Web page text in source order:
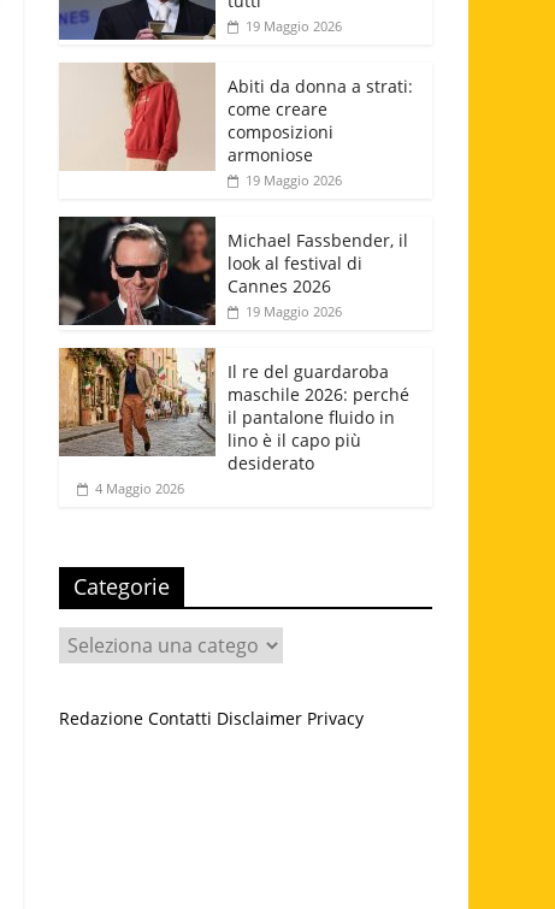
19 Maggio 2026
Abiti da donna a strati:
come creare
composizioni
armoniose
19 Maggio 2026
Michael Fassbender, il
look al festival di
Cannes 2026
19 Maggio 2026
Il re del guardaroba
maschile 2026: perché
il pantalone fluido in
lino è il capo più
desiderato
4 Maggio 2026
Categorie
Categorie
Redazione Contatti Disclaimer Privacy